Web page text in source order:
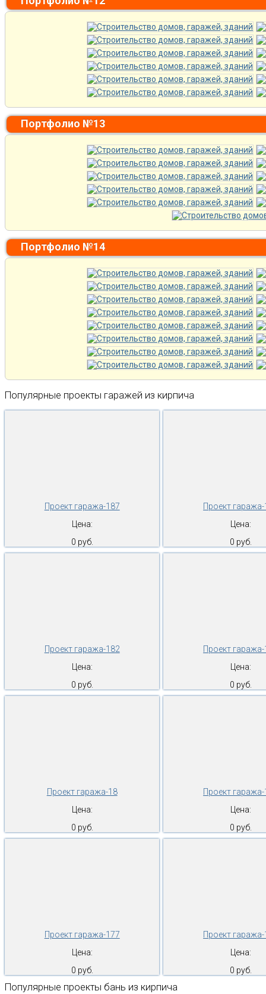
Портфолио №13
Портфолио №14
Популярные проекты гаражей из кирпича
Проект гаража-187
Цена:
0 руб.
Проект
Цена:
0 руб.
Проект гаража-182
Цена:
0 руб.
Проект
Цена:
0 руб.
Проект гаража-18
Цена:
0 руб.
Проект
Цена:
0 руб.
Проект гаража-177
Цена:
0 руб.
Проект
Цена:
0 руб.
Популярные проекты бань из кирпича